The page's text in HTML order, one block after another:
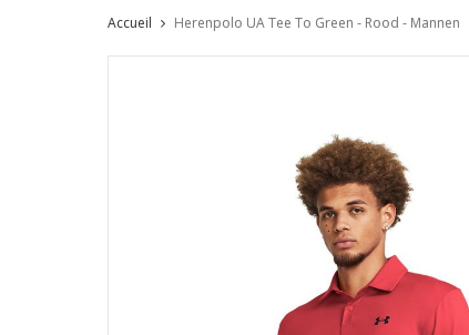
Accueil Herenpolo UA Tee To Green - Rood - Mannen